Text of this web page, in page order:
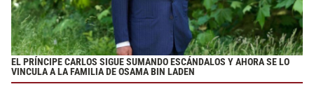
EL PRÍNCIPE CARLOS SIGUE SUMANDO ESCÁNDALOS Y AHORA SE LO
VINCULA A LA FAMILIA DE OSAMA BIN LADEN